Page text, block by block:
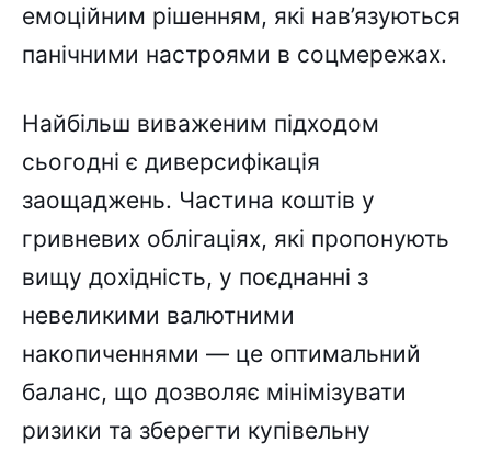
емоційним рішенням, які нав’язуються
панічними настроями в соцмережах.
Найбільш виваженим підходом
сьогодні є диверсифікація
заощаджень. Частина коштів у
гривневих облігаціях, які пропонують
вищу дохідність, у поєднанні з
невеликими валютними
накопиченнями — це оптимальний
баланс, що дозволяє мінімізувати
ризики та зберегти купівельну